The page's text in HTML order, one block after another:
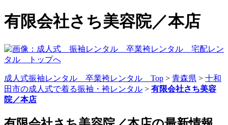
有限会社さち美容院／本店
成人式振袖レンタル 卒業袴レンタル Top > 青森県 > 十和
田市の成人式で着る振袖・袴レンタル > 有限会社さち美容
院／本店